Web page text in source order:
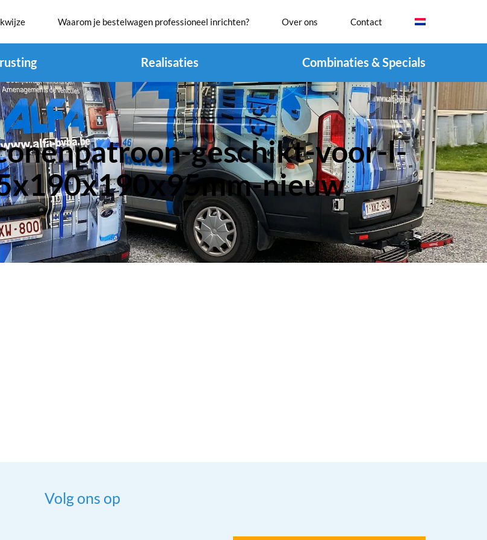
Waarom je bestelwagen professioneel inrichten? Over ons Contact
Realisaties Combinaties & Specials
geschikt-voor-l-
nieuw
Volg ons op